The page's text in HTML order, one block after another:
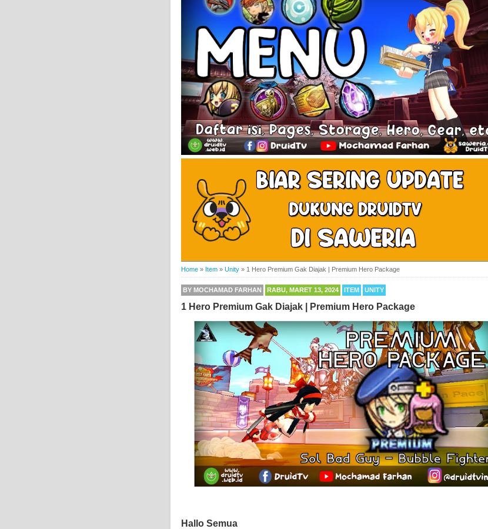
Home » Item » Unity » 1 Hero Premium Gak Diajak | Premium Hero Package
BY MOCHAMAD FARHAN RABU, MARET 13, 2024 ITEM UNITY
1 Hero Premium Gak Diajak | Premium Hero Package
Hallo Semua